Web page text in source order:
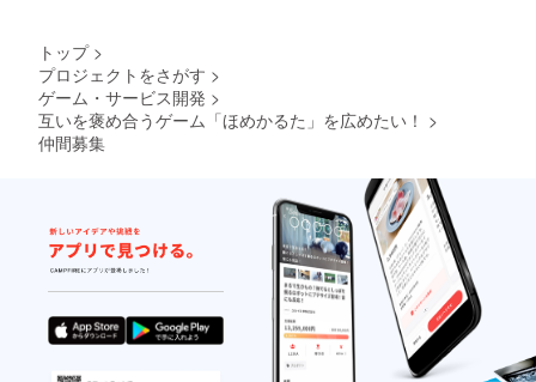
トップ >
プロジェクトをさがす >
ゲーム・サービス開発 >
互いを褒め合うゲーム「ほめかるた」を広めたい！ >
仲間募集